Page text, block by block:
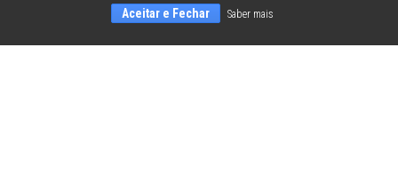
Aceitar e Fechar Saber mais